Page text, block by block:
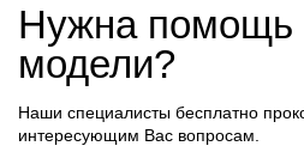
Нужна помощь
модели?
Наши специалисты бесплатно
интересующим Вас вопросам.